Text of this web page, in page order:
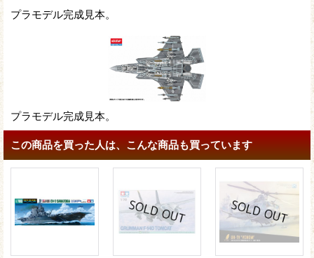
プラモデル完成見本。
プラモデル完成見本。
この商品を買った人は、こんな商品も買っています